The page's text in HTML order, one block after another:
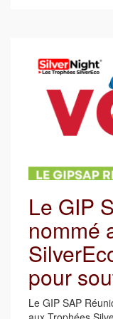
Le GIP
nommé
pour
Le GIP SAP